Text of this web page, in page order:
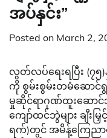
အပ်နှင်း”
Posted on March 2,
လွတ်လပ်ရေးရပြီး (၇၅
ကို စွမ်းစွမ်းတမံဆောင်
မှုဆိုင်ရာဂုဏ်ထူးဆောင်
ကျော်ထင်ဘွဲများ ချီးမ
ရက်)တွင် အမိန့်ကြေညာ